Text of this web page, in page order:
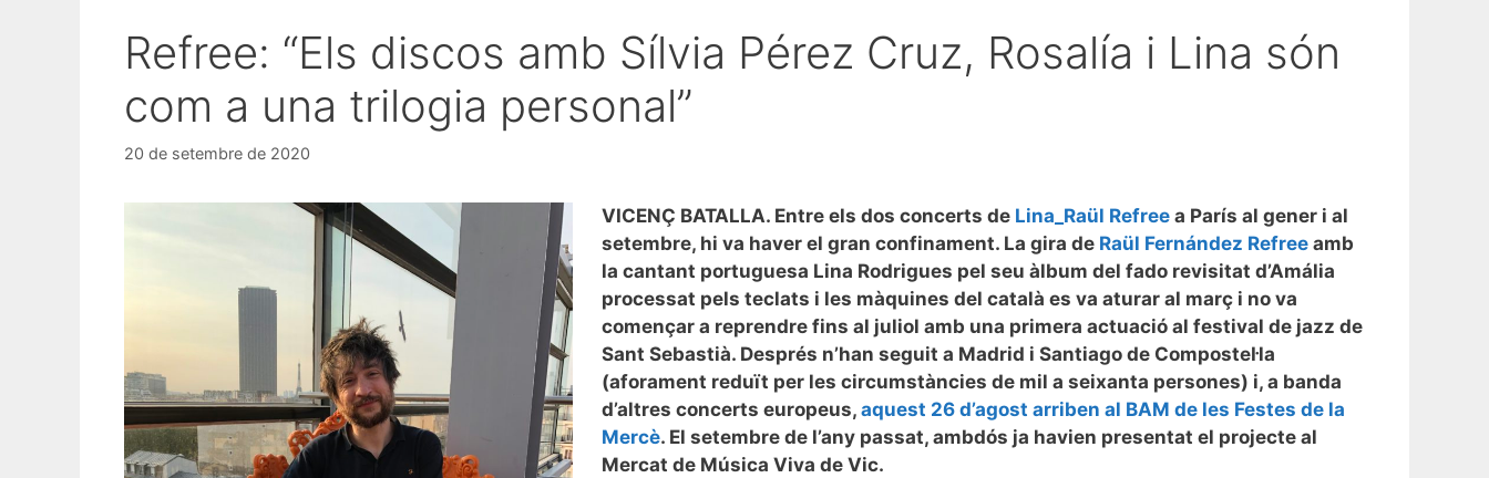
Refree: “Els discos amb Sílvia Pérez Cruz, Rosalía i Lina són
com a una trilogia personal”
20 de setembre de 2020
VICENÇ BATALLA. Entre els dos concerts de Lina_Raül Refreea París al gener i al
setembre, hi va haver el gran confinament. La gira de Raül Fernández Refreeamb
la cantant portuguesa Lina Rodrigues pel seu àlbum del fado revisitat d’Amália
processat pels teclats i les màquines del català es va aturar al març i no va
començar a reprendre fins al juliol amb una primera actuació al festival de jazz de
Sant Sebastià. Després n’han seguit a Madrid i Santiago de Compostel·la
(aforament reduït per les circumstàncies de mil a seixanta persones) i, a banda
d’altres concerts europeus, aquest 26 d’agost arriben al BAM de les Festes de la
Mercè. El setembre de l’any passat, ambdós ja havien presentat el projecte al
Mercat de Música Viva de Vic.